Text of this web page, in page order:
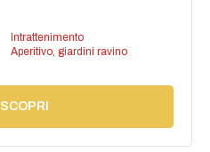
Intrattenimento
Aperitivo, giardini ravino
SCOPRI